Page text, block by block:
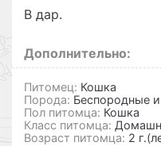
В дар.
Дополнительно:
Питомец: Кошка
Порода: Беспородные
Пол питомца: Кошка
Класс питомца:
Возраст питомца: 2